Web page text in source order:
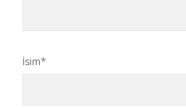
İsim*